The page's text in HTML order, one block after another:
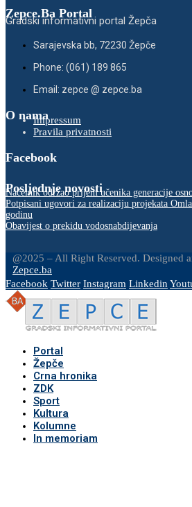
Zepce.Ba Portal
Gradski informativni portal Žepča
Sarajevska bb, 72230 Žepče
Phone: (061) 189 865
Email: zepce @ zepce.ba
O namaImpressum
Pravila privatnosti
Facebook
Posljednje novosti
Načelnik održao prijem učenika generacije
Potpisani ugovori za realizaciju projekata
godinu
Obavijest o prekidu vodosnabdijevanja
@2025 – All Right Reserved. Designed
Zepce.ba
Facebook Twitter Instagram Linkedin
Portal
Žepče
Crna hronika
ZDK
Sport
Kultura
Kolumne
In memoriam